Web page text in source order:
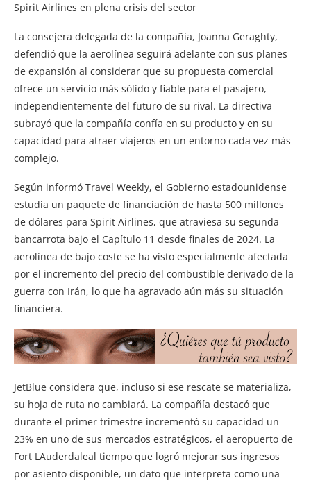
Spirit Airlines en plena crisis del sector
La consejera delegada de la compañía, Joanna Geraghty,
defendió que la aerolínea seguirá adelante con sus planes
de expansión al considerar que su propuesta comercial
ofrece un servicio más sólido y fiable para el pasajero,
independientemente del futuro de su rival. La directiva
subrayó que la compañía confía en su producto y en su
capacidad para atraer viajeros en un entorno cada vez más
complejo.
Según informó Travel Weekly, el Gobierno estadounidense
estudia un paquete de financiación de hasta 500 millones
de dólares para Spirit Airlines, que atraviesa su segunda
bancarrota bajo el Capítulo 11 desde finales de 2024. La
aerolínea de bajo coste se ha visto especialmente afectada
por el incremento del precio del combustible derivado de la
guerra con Irán, lo que ha agravado aún más su situación
financiera.
JetBlue considera que, incluso si ese rescate se materializa,
su hoja de ruta no cambiará. La compañía destacó que
durante el primer trimestre incrementó su capacidad un
23% en uno de sus mercados estratégicos, el aeropuerto de
Fort LAuderdaleal tiempo que logró mejorar sus ingresos
por asiento disponible, un dato que interpreta como una